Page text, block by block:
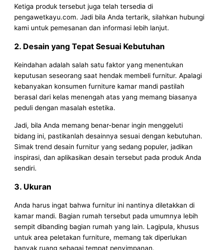
Ketiga produk tersebut juga telah tersedia di
pengawetkayu.com. Jadi bila Anda tertarik, silahkan hubungi
kami untuk pemesanan dan informasi lebih lanjut.
2. Desain yang Tepat Sesuai Kebutuhan
Keindahan adalah salah satu faktor yang menentukan
keputusan seseorang saat hendak membeli furnitur. Apalagi
kebanyakan konsumen furniture kamar mandi pastilah
berasal dari kelas menengah atas yang memang biasanya
peduli dengan masalah estetika.
Jadi, bila Anda memang benar-benar ingin menggeluti
bidang ini, pastikanlah desainnya sesuai dengan kebutuhan.
Simak trend desain furnitur yang sedang populer, jadikan
inspirasi, dan aplikasikan desain tersebut pada produk Anda
sendiri.
3. Ukuran
Anda harus ingat bahwa furnitur ini nantinya diletakkan di
kamar mandi. Bagian rumah tersebut pada umumnya lebih
sempit dibanding bagian rumah yang lain. Lagipula, khusus
untuk area peletakan furniture, memang tak diperlukan
banyak ruang sebagai tempat penyimpanan.